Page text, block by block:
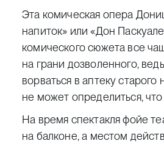
Эта комическая опера
напиток» или «Дон
комического сюжета все
на грани дозволенного,
ворваться в аптеку
не может определиться,
На время спектакля фойе
на балконе, а местом